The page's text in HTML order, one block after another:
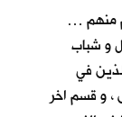
منهم …
و شباب
في
، و قسم اخر